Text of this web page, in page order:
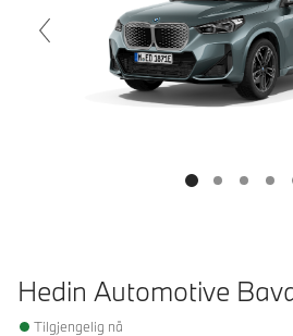
Hedin Automotive
Tilgjengelig nå